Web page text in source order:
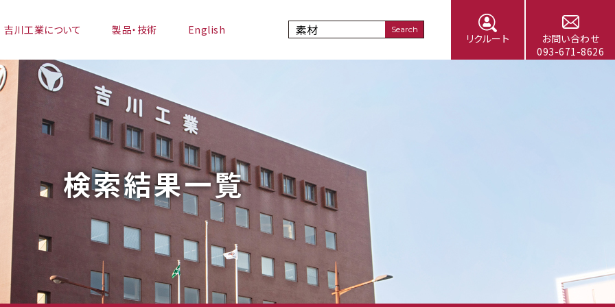
吉川工業について 製品・技術 English Search
リクルート
リクルート
お問い合わせ
093-671-8626
お問い合わせ
検索結果一覧